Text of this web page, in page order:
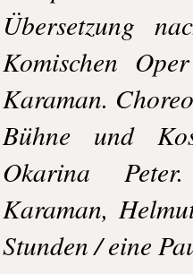
Übersetzung
Komischen
Karaman.
Bühne und
Okarina
Karaman,
Stunden / eine